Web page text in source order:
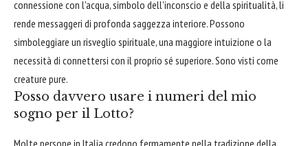
connessione con l'acqua, simbolo dell'inconscio e della spiritualità, li
rende messaggeri di profonda saggezza interiore. Possono
simboleggiare un risveglio spirituale, una maggiore intuizione o la
necessità di connettersi con il proprio sé superiore. Sono visti come
creature pure.
Posso davvero usare i numeri del mio
sogno per il Lotto?